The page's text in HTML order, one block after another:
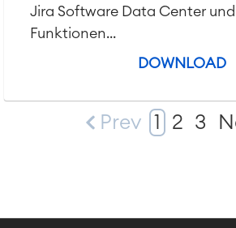
Jira Software Data Center
Funktionen...
DOWNLOAD
Prev 1 2 3